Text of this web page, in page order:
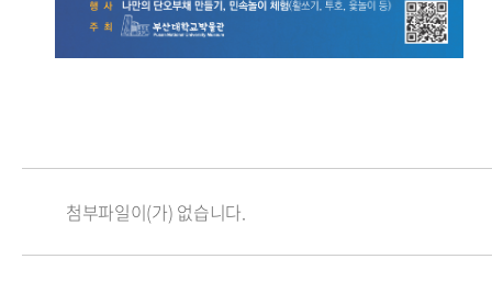
첨부파일이(가) 없습니다.